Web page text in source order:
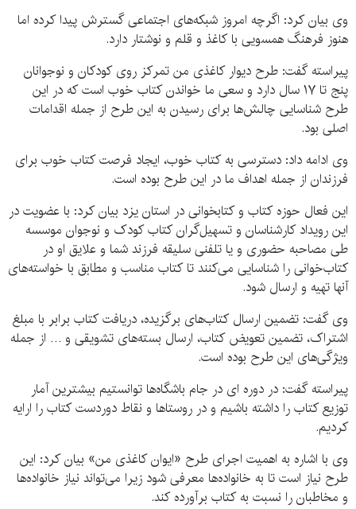
وی بیان کرد: اگرچه امروز شبکه‌های اجتماعی گسترش پیدا کرده اما
هنوز فرهنگ همسویی با کاغذ و قلم و نوشتار دارد.
پیراسته گفت: طرح دیوار کاغذی من تمرکز روی کودکان و نوجوانان
پنج تا ۱۷ سال دارد و سعی ما خواندن کتاب خوب است که در این
طرح شناسایی چالش‌ها برای رسیدن به این طرح از جمله اقدامات
اصلی بود.
وی ادامه داد: دسترسی به کتاب خوب، ایجاد فرصت کتاب خوب برای
فرزندان از جمله اهداف ما در این طرح بوده است.
این فعال حوزه کتاب و کتابخوانی در استان یزد بیان کرد: با عضویت در
این رویداد کارشناسان و تسهیل‌گران کتاب کودک و نوجوان موسسه
طی مصاحبه حضوری و یا تلفنی سلیقه فرزند شما و علایق او در
کتاب‌خوانی را شناسایی می‌کنند تا کتاب مناسب و مطابق با خواسته‌های
آنها تهیه و ارسال شود.
وی گفت: تضمین ارسال کتاب‌های برگزیده، دریافت کتاب برابر با مبلغ
اشتراک، تضمین تعویض کتاب، ارسال بسته‌های تشویقی و … از جمله
ویژگی‌های این طرح بوده است.
پیراسته گفت: در دوره ای در جام باشگاه‌ها توانستیم بیشترین آمار
توزیع کتاب را داشته باشیم و در روستاها و نقاط دوردست کتاب را ارایه
کردیم.
وی با اشاره به اهمیت اجرای طرح «ایوان کاغذی من» بیان کرد: این
طرح نیاز است تا به خانواده‌ها معرفی شود زیرا می‌تواند نیاز خانواده‌ها
و مخاطبان را نسبت به کتاب برآورده کند.